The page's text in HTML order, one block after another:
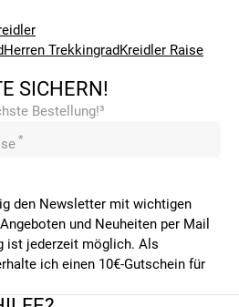
Herren TrekkingradKreidler Raise
SICHERN!
Bestellung!³
*
den Newsletter mit wichtigen
und Neuheiten per Mail
ist jederzeit möglich. Als
ich einen 10€-Gutschein für